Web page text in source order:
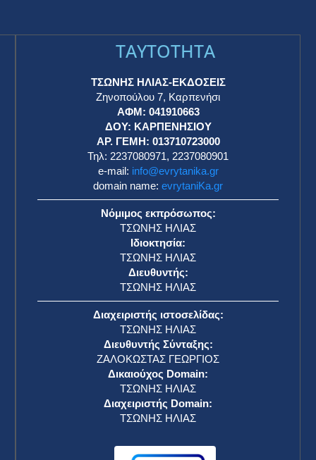
TAYTOTHTA
ΤΣΩΝΗΣ ΗΛΙΑΣ-ΕΚΔΟΣΕΙΣ
Ζηνοπούλου 7, Καρπενήσι
ΑΦΜ: 041910663
ΔΟΥ: ΚΑΡΠΕΝΗΣΙΟΥ
ΑΡ. ΓΕΜΗ: 013710723000
Τηλ: 2237080971, 2237080901
e-mail: info@evrytanika.gr
domain name: evrytaniKa.gr
Νόμιμος εκπρόσωπος:
ΤΣΩΝΗΣ ΗΛΙΑΣ
Ιδιοκτησία:
ΤΣΩΝΗΣ ΗΛΙΑΣ
Διευθυντής:
ΤΣΩΝΗΣ ΗΛΙΑΣ
Διαχειριστής ιστοσελίδας:
ΤΣΩΝΗΣ ΗΛΙΑΣ
Διευθυντής Σύνταξης:
ΖΑΛΟΚΩΣΤΑΣ ΓΕΩΡΓΙΟΣ
Δικαιούχος Domain:
ΤΣΩΝΗΣ ΗΛΙΑΣ
Διαχειριστής Domain:
ΤΣΩΝΗΣ ΗΛΙΑΣ